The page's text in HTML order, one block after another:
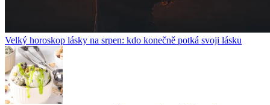
Velký horoskop lásky na srpen: kdo konečně potká svoji lásku